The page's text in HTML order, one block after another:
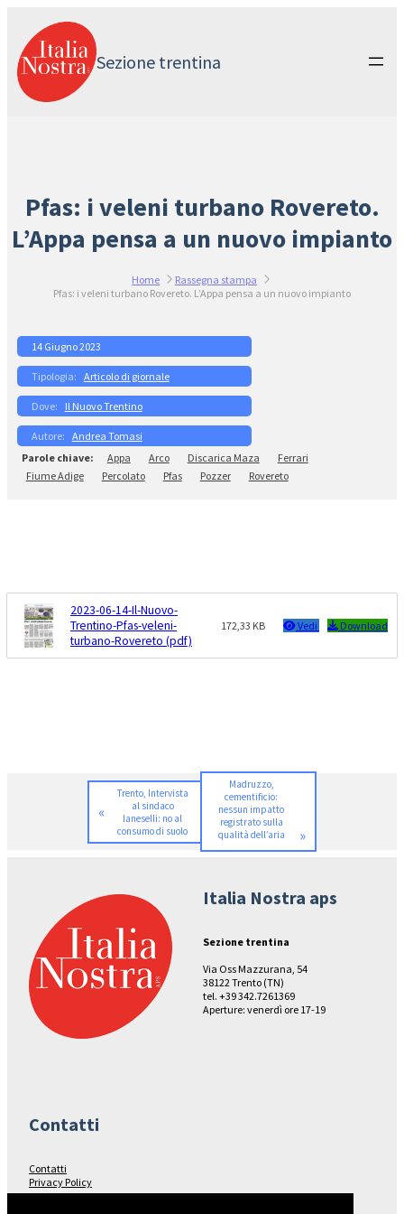
contenuto
Sezione trentina
Pfas: i veleni turbano Rovereto.
L’Appa pensa a un nuovo impianto
Home
Rassegna stampa
Pfas: i veleni turbano Rovereto. L’Appa pensa a un nuovo impianto
14 Giugno 2023
Articolo di giornale
Il Nuovo Trentino
Andrea Tomasi
Appa
Arco Discarica Maza
Ferrari
Fiume Adige
Percolato Pfas Pozzer Rovereto
2023-06-14-Il-Nuovo-
Trentino-Pfas-veleni-
turbano-Rovereto (pdf)
172,33 KB Vedi Download
«
Trento, Intervista
al sindaco
Ianeselli: no al
consumo di suolo
Madruzzo,
cementificio:
nessun impatto
registrato sulla
qualità dell’aria
»
Italia Nostra aps
Sezione trentina
Via Oss Mazzurana, 54
38122 Trento (TN)
tel. +39 342.7261369
Aperture: venerdì ore 17-19
Contatti
Contatti
Privacy Policy